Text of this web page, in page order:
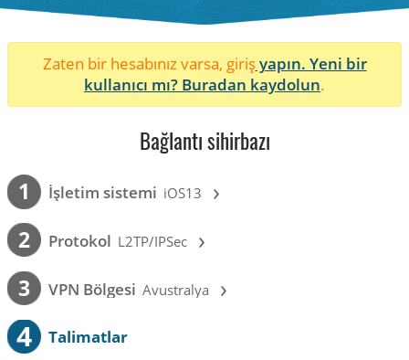
Zaten bir hesabınız varsa, girişyapın. Yeni bir
kullanıcı mı? Buradan kaydolun.
Bağlantı sihirbazı
1 İşletim sistemi iOS13 ›
2 Protokol L2TP/IPSec ›
3 VPN Bölgesi Avustralya ›
4 Talimatlar